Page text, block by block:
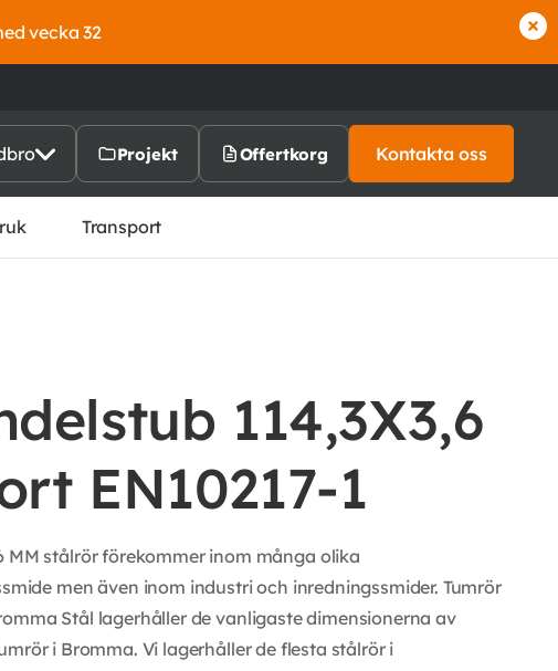
vecka 32
Projekt Offertkorg Kontakta oss
Transport
114,3X3,6
EN10217-1
MM stålrör förekommer inom många olika
men även inom industri och inredningssmider. Tumrör
Stål lagerhåller de vanligaste dimensionerna av
i Bromma. Vi lagerhåller de flesta stålrör i